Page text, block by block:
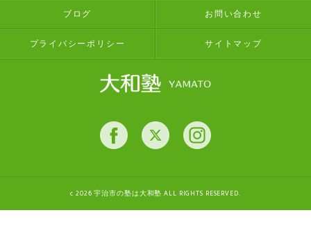
ブログ お問い合わせ
プライバシーポリシー サイトマップ
c 2026 宇治市の塾は大和塾 ALL RIGHTS RESERVED.